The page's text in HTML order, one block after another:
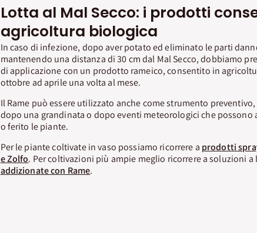
Lotta al Mal Secco: i prodotti
agricoltura biologica
In caso di infezione, dopo aver potato ed eliminato le parti
mantenendo una distanza di 30 cm dal Mal Secco, dobbiamo
di applicazione con un prodotto rameico, consentito in
ottobre ad aprile una volta al mese.
Il Rame può essere utilizzato anche come strumento
dopo una grandinata o dopo eventi meteorologici che possono
o ferito le piante.
Per le piante coltivate in vaso possiamo ricorrere a prodotti
e Zolfo. Per coltivazioni più ampie meglio ricorrere a soluzioni a
addizionate con Rame.